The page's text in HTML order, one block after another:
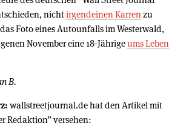
nichtirgendeinen Karren zu
Foto eines Autounfalls im Westerwald,
November eine 18-Jährigeums Leben
B.
wallstreetjournal.de hat den Artikel mit
Redaktion” versehen: